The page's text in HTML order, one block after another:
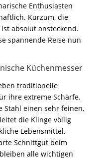
Enthusiasten
Kurzum, die
absolut ansteckend.
spannende Reise nun
Küchenmesser
traditionelle
ihre extreme Schärfe.
Stahl einen sehr feinen,
die Klinge völlig
Lebensmittel.
Schnittgut beim
alle wichtigen